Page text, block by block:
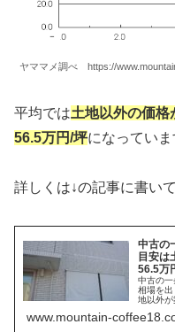
ヤママメ調べ https://
平均では土地以外の価格
56.5万円/坪になっていま
詳しくは↓の記事に書い
中古の
目安は
56.5万
中古の
相場を
地以外
www.mountain-